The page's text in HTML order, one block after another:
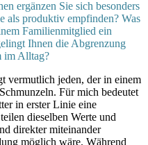
ergänzen Sie sich besonders
als produktiv empfinden? Was
Familienmitglied ein
Ihnen die Abgrenzung
im Alltag?
vermutlich jeden, der in einem
Für mich bedeutet
in erster Linie eine
dieselben Werte und
direkter miteinander
möglich wäre. Während